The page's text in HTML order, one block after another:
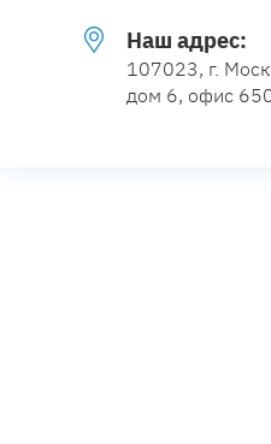
Наш адрес:
107023, г.
дом 6, офис